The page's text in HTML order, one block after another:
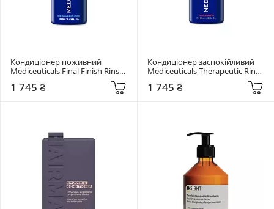
Кондиціонер поживний
Mediceuticals Final Finish Rinse
1 745 ₴
Кондиціонер заспокійливий
Mediceuticals Therapeutic Rinse
1 745 ₴